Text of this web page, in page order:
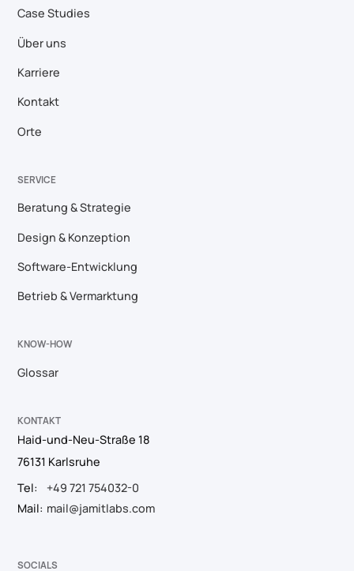
Case Studies
Über uns
Karriere
Kontakt
Orte
SERVICE
Beratung & Strategie
Design & Konzeption
Software-Entwicklung
Betrieb & Vermarktung
KNOW-HOW
Glossar
KONTAKT
Haid-und-Neu-Straße 18
76131 Karlsruhe
Tel:
+49 721 754032-0
Mail: mail@jamitlabs.com
SOCIALS